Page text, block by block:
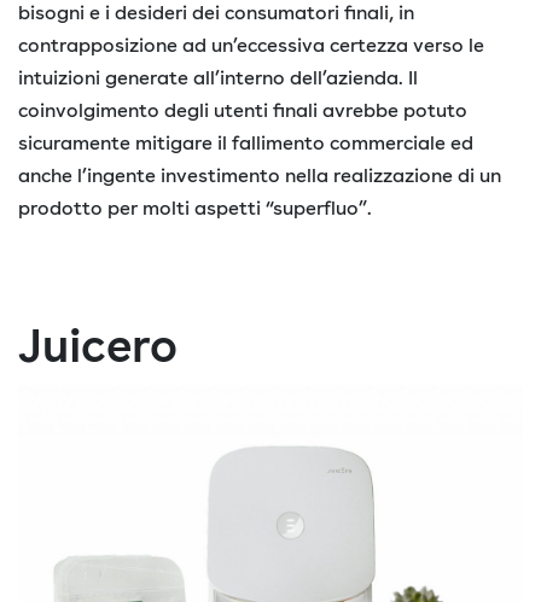
bisogni e i desideri dei consumatori finali, in
contrapposizione ad un’eccessiva certezza verso le
intuizioni generate all’interno dell’azienda. Il
coinvolgimento degli utenti finali avrebbe potuto
sicuramente mitigare il fallimento commerciale ed
anche l’ingente investimento nella realizzazione di un
prodotto per molti aspetti “superfluo”.
Juicero